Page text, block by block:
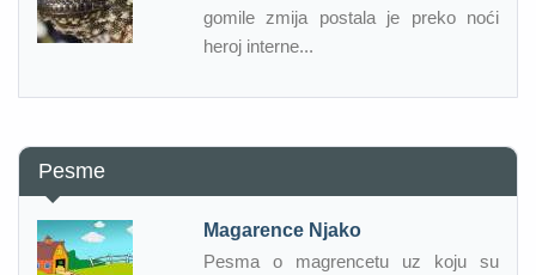
gomile zmija postala je preko noći
heroj interne...
Pesme
Magarence Njako
Pesma o magrencetu uz koju su